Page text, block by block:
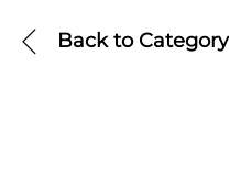
Back toCategory